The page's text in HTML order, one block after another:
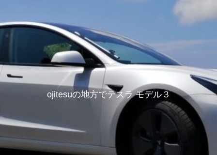
ojitesuの地方でテスラ モデル３